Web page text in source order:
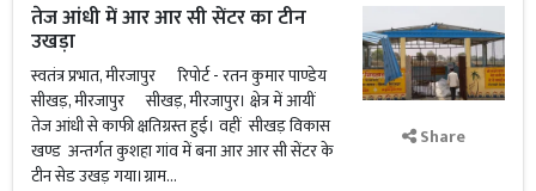
तेज आंधी में आर आर सी सेंटर का टीन
उखड़ा
स्वतंत्र प्रभात, मीरजापुर रिपोर्ट - रतन कुमार पाण्डेय
सीखड़, मीरजापुर सीखड़, मीरजापुर। क्षेत्र में आयीं
तेज आंधी से काफी क्षतिग्रस्त हुई। वहीं सीखड़ विकास
खण्ड अन्तर्गत कुशहा गांव में बना आर आर सी सेंटर के
टीन सेड उखड़ गया।ग्राम...
Share